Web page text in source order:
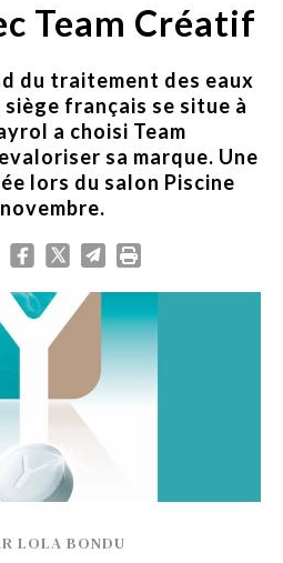
Team Créatif
du traitement des eaux
français se situe à
a choisi Team
sa marque. Une
lors du salon Piscine
LOLA BONDU